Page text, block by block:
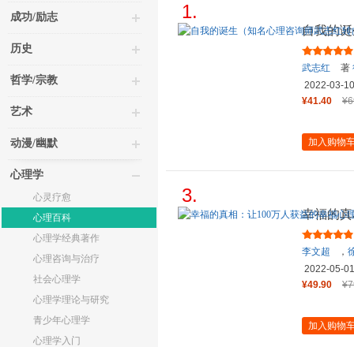
成功/励志
历史
哲学/宗教
艺术
动漫/幽默
心理学
心灵疗愈
心理百科
心理学经典著作
心理咨询与治疗
社会心理学
心理学理论与研究
青少年心理学
心理学入门
1.
自我的
向“自我
武志红 著
2022-03-10
¥41.40
加入购物
3.
幸福的
李文超 ，
2022-05-01
¥49.90
加入购物